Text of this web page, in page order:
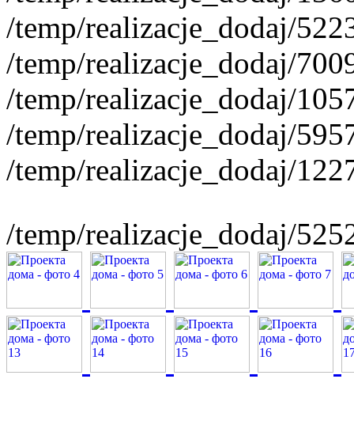
/temp/realizacje_dodaj/
/temp/realizacje_dodaj/
/temp/realizacje_dodaj/
/temp/realizacje_dodaj/
/temp/realizacje_dodaj/
/temp/realizacje_dodaj/